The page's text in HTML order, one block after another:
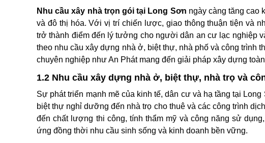
Nhu cầu xây nhà trọn gói tại Long Sơn ngày càng tăng cao
và đô thị hóa. Với vị trí chiến lược, giao thông thuận tiện và
trở thành điểm đến lý tưởng cho người dân an cư lạc nghiệp
theo nhu cầu xây dựng nhà ở, biệt thự, nhà phố và công
chuyên nghiệp như An Phát mang đến giải pháp xây dựng
1.2 Nhu cầu xây dựng nhà ở, biệt thự, nhà trọ và
Sự phát triển mạnh mẽ của kinh tế, dân cư và hạ tầng tại
biệt thự nghỉ dưỡng đến nhà trọ cho thuê và các công trình
đến chất lượng thi công, tính thẩm mỹ và công năng sử
ứng đồng thời nhu cầu sinh sống và kinh doanh bền vững.